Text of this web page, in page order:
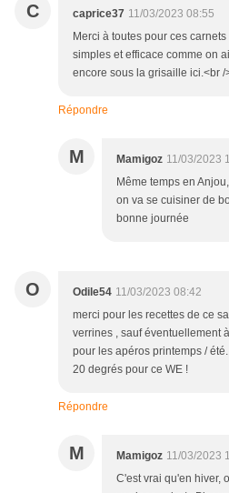
C caprice37 11/03/2023 08:55
Merci à toutes pour ces
simples et efficace comme on
encore sous la grisaille ici.<br /
Répondre
M Mamigoz 11/03/2023
Même temps en
on va se cuisiner de
bonne journée
O Odile54 11/03/2023 08:42
merci pour les recettes de ce
verrines , sauf éventuellement
pour les apéros printemps /
20 degrés pour ce WE !
Répondre
M Mamigoz 11/03/2023
C'est vrai qu'en hiver,